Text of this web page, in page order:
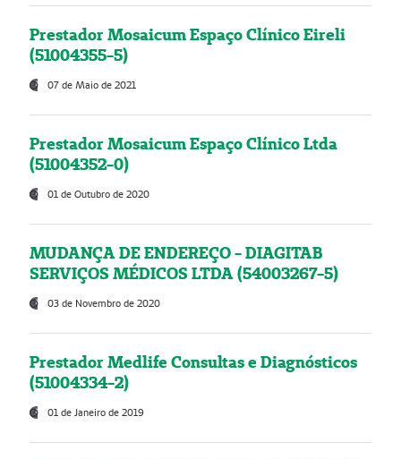
Prestador Mosaicum Espaço Clínico Eireli
(51004355-5)
07 de Maio de 2021
Prestador Mosaicum Espaço Clínico Ltda
(51004352-0)
01 de Outubro de 2020
MUDANÇA DE ENDEREÇO - DIAGITAB
SERVIÇOS MÉDICOS LTDA (54003267-5)
03 de Novembro de 2020
Prestador Medlife Consultas e Diagnósticos
(51004334-2)
01 de Janeiro de 2019